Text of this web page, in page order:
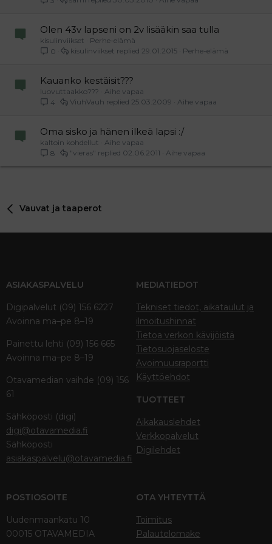
Olen 43v lapseni on 2v lisääkin saa tulla
kisulinviikset
Perhe-elämä
0
Perhe-elämä
29.01.2015
kisulinviikset
Kauanko kestäisit???
luovuttaakko???
Aihe vapaa
4
Aihe vapaa
25.03.2009
ViuhVauh
Oma sisko ja hänen ilkeä lapsi :/
kaltoin kohdellut
Aihe vapaa
8
Aihe vapaa
02.06.2011
"vieras"
Vauvat ja taaperot
ASIAKASPALVELU
Digipalvelut (09) 156 6227
Avoinna ma–pe 8–19
Painettu lehti (09) 156 665
Avoinna ma–pe 8–19
Otavamedian vaihde (09) 156
61
Sähköposti (digi)
digi@otavamedia.fi
Sähköposti
asiakaspalvelu@otavamedia.fi
MEDIATIEDOT
Tekniset tiedot, aikataulut ja
ilmoitushinnat
Tietoa verkon kävijöistä
Tietosuojaseloste
Avoimuusraportti
Käyttöehdot
TUOTTEET
Aikakauslehdet
Verkkopalvelut
Digilehdet
POSTIOSOITE
Uudenmaankatu 10
00015 OTAVAMEDIA
OTA YHTEYTTÄ
Toimitus
Palautelomake